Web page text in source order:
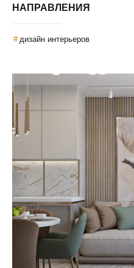
НАПРАВЛЕНИЯ
дизайн интерьеров